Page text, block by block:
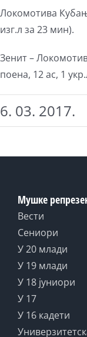
Локомотива Кубањ
изг.л за 23 мин).
Зенит –
поена, 12 ас, 1
6. 03. 2017.
Мушке
Вести
Сениори
У 20 млади
У 19 млади
У 18 јуниори
У 17
У 16 кадети